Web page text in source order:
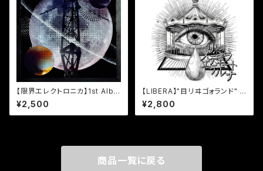
【限界エレクトロニカ】1st Albu
m"[L-0]Sequence"
¥2,500
【LIBERA】"目リヰゴォランド" T
-shirts White
¥2,800
商品一覧に戻る